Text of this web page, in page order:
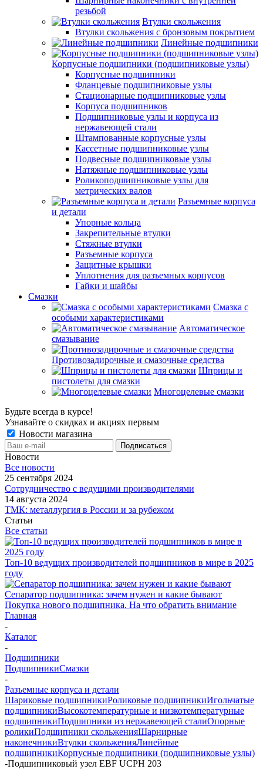
резьбой
Втулки скольжения
Втулки скольжения с бронзовым покрытием
Линейные подшипники
Корпусные подшипники (подшипниковые узлы)
Корпусные подшипники
Фланцевые подшипниковые узлы
Стационарные подшипниковые узлы
Корпуса подшипников
Подшипниковые узлы и корпуса из
нержавеющей стали
Штампованные корпусные узлы
Кассетные подшипниковые узлы
Подвесные подшипниковые узлы
Натяжные подшипниковые узлы
Роликоподшипниковые узлы для
метрических валов
Разъемные корпуса
и детали
Упорные кольца
Закрепительные втулки
Стяжные втулки
Разъемные корпуса
Защитные крышки
Уплотнения для разъемных корпусов
Гайки и шайбы
Смазки
Смазка с
особыми характеристиками
Автоматическое
смазывание
Противозадирочные и смазочные средства
Шприцы и
пистолеты для смазки
Многоцелевые смазки
Будьте всегда в курсе!
Узнавайте о скидках и акциях первым
Новости магазина
Новости
Все новости
25 сентября 2024
Сотрудничество с ведущими производителями
14 августа 2024
ТМК: металлургия в России и за рубежом
Статьи
Все статьи
Топ-10 ведущих производителей подшипников в мире в 2025
году
Сепаратор подшипника: зачем нужен и какие бывают
Покупка нового подшипника. На что обратить внимание
Главная
-
Каталог
-
Подшипники
ПодшипникиСмазки
-
Разъемные корпуса и детали
Шариковые подшипникиРоликовые подшипникиИгольчатые
подшипникиВысокотемпературные и низкотемпературные
подшипникиПодшипники из нержавеющей сталиОпорные
роликиПодшипники скольженияШарнирные
наконечникиВтулки скольженияЛинейные
подшипникиКорпусные подшипники (подшипниковые узлы)
-Подшипниковый узел EBF UCPH 203